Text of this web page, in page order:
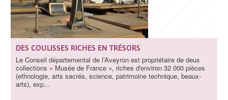
DES COULISSES RICHES EN TRÉSORS
Le Conseil départemental de l’Aveyron est propriétaire de deux
collections « Musée de France », riches d'environ 32 000 pièces
(ethnologie, arts sacrés, science, patrimoine technique, beaux-
arts), exp...